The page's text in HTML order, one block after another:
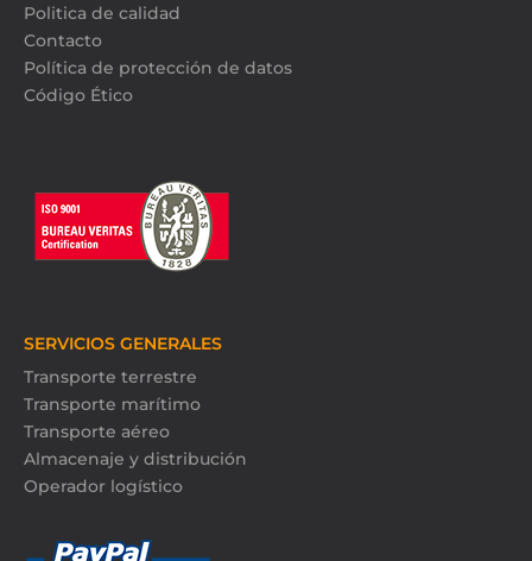
Politica de calidad
Contacto
Política de protección de datos
Código Ético
SERVICIOS GENERALES
Transporte terrestre
Transporte marítimo
Transporte aéreo
Almacenaje y distribución
Operador logístico